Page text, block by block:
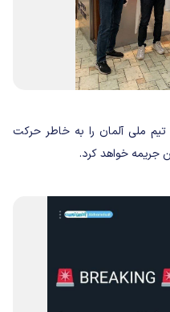
ملی آلمان را به خاطر حرکت
جریمه خواهد کرد.